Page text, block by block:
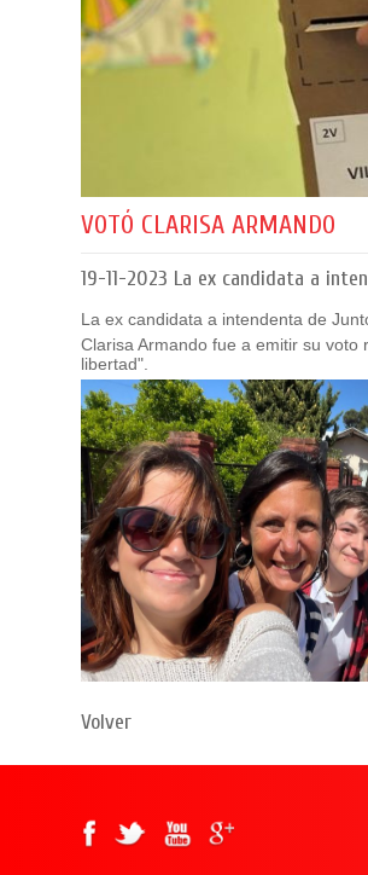
VOTÓ CLARISA ARMANDO
19-11-2023 La ex candidata a
La ex candidata a intendenta de
Clarisa Armando fue a emitir su
libertad".
Volver